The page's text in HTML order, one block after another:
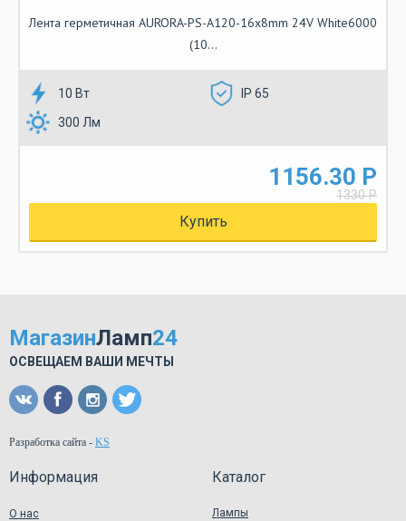
Лента герметичная AURORA-PS-A120-16x8mm 24V White6000
(10...
10 Вт
IP 65
300 Лм
1156.30 Р
1330 Р
Купить
МагазинЛамп24
ОСВЕЩАЕМ ВАШИ МЕЧТЫ
Разработка сайта - KS
Информация
О нас
Каталог
Лампы